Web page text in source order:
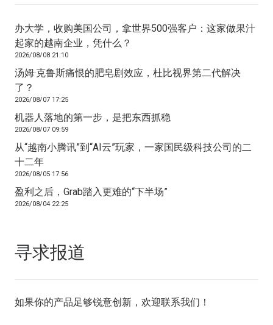
办大学，收购美国公司，拿世界500强客户：这家做果汁
起家的越南企业，凭什么？
2026/08/08 21:10
汤姆·克鲁斯痛恨的肥皂剧效应，杜比视界第二代解决
了？
2026/08/07 17:25
机器人落地的第一步，是把东西抓稳
2026/08/07 09:59
从“越南小腾讯”到“AI云”玩家，一家国民级科技公司的二
十二年
2026/08/05 17:56
盈利之后，Grab踏入更难的“下半场”
2026/08/04 22:25
寻求报道
如果你的产品足够锐意创新，欢迎联系我们 ！